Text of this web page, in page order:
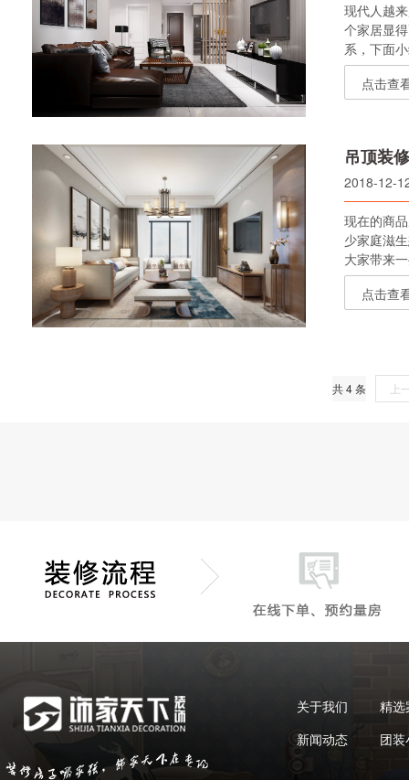
现代人越
个家居显
系，下面
点击查
吊顶装
2018-12-
现在的商
少家庭滋
大家带来
点击查
共 4 条 上
关于我们
新闻动态
精选
团